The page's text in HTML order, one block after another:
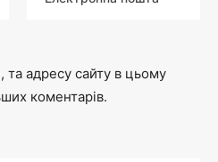
адресу сайту в цьому
коментарів.